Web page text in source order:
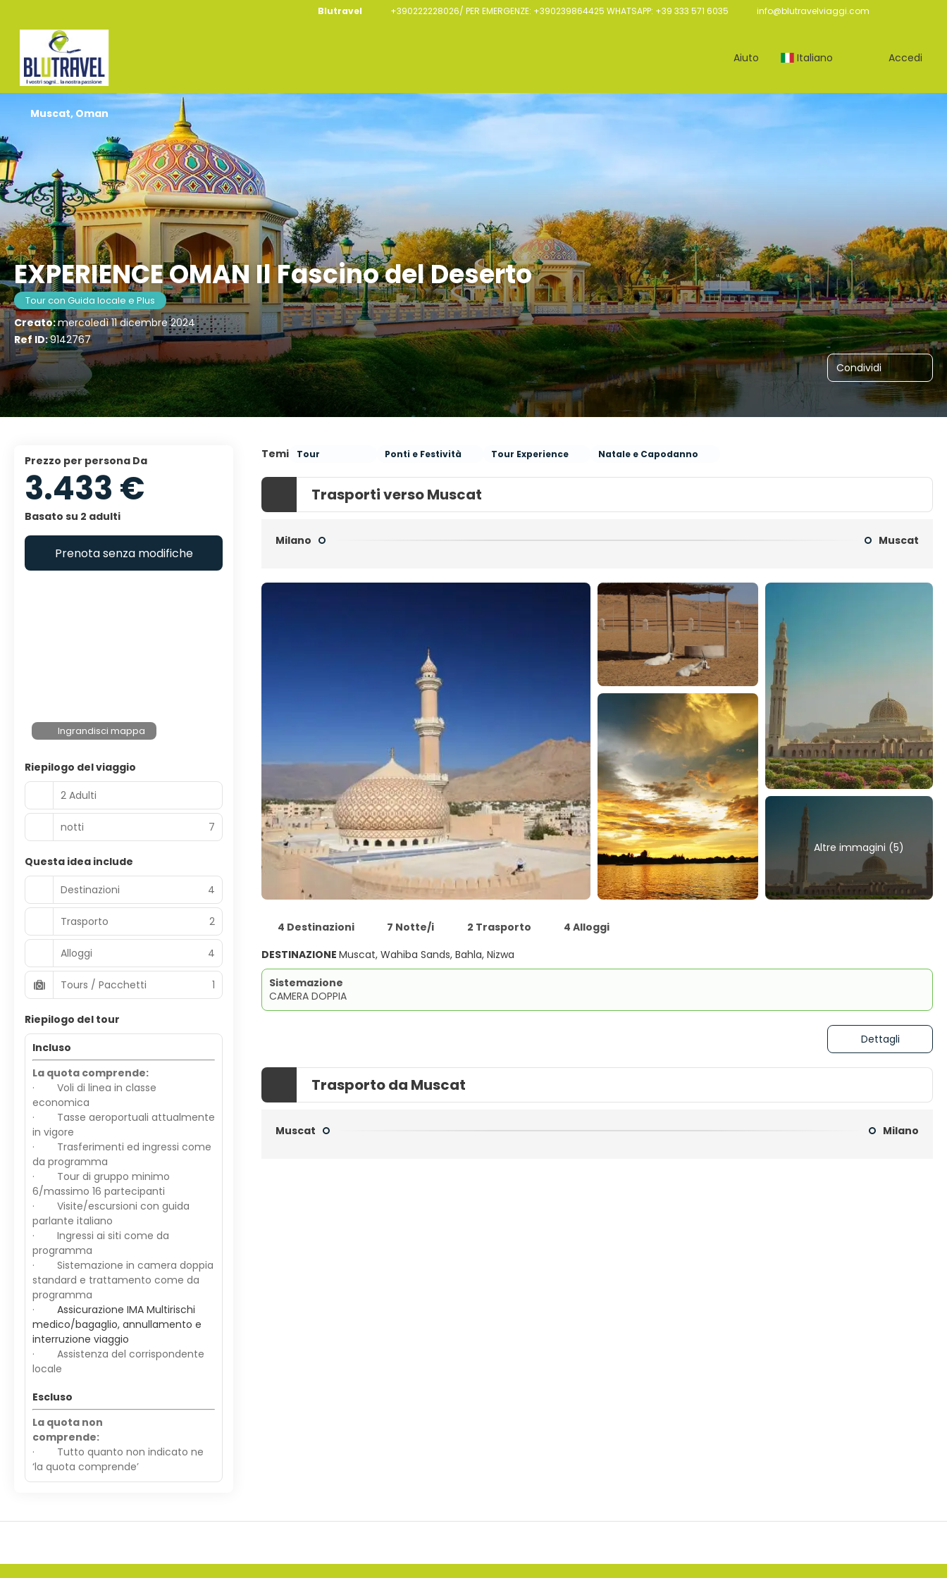
Blutravel +390222228026/ PER EMERGENZE: +390239864425 WHATSAPP: +39 333 571 6035 info@blutravelviaggi.com
Aiuto Italiano Accedi
EXPERIENCE OMAN Il Fascino del Deserto
Tour con Guida locale e Plus
Creato:mercoledì 11 dicembre 2024
Ref ID:9142767
Condividi
Muscat, Oman
Temi Tour Ponti e Festività Tour Experience Natale e Capodanno
Trasporti verso Muscat
Milano Muscat
Altre immagini (5)
4 Destinazioni 7 Notte/i 2 Trasporto
4 Alloggi
DESTINAZIONE Muscat, Wahiba Sands, Bahla, Nizwa
Sistemazione
CAMERA DOPPIA
Dettagli
Trasporto da Muscat
Muscat Milano
Prezzo per persona Da
3.433 €
Basato su 2 adulti
Prenota senza modifiche
Ingrandisci mappa
Riepilogo del viaggio
2 Adulti
notti 7
Questa idea include
Destinazioni
4
Trasporto 2
Alloggi 4
Tours / Pacchetti 1
Riepilogo del tour
Incluso
La quota comprende:
· Voli di linea in classe
economica
· Tasse aeroportuali attualmente
in vigore
· Trasferimenti ed ingressi come
da programma
· Tour di gruppo minimo
6/massimo 16 partecipanti
· Visite/escursioni con guida
parlante italiano
· Ingressi ai siti come da
programma
· Sistemazione in camera doppia
standard e trattamento come da
programma
· Assicurazione IMA Multirischi
medico/bagaglio, annullamento e
interruzione viaggio
· Assistenza del corrispondente
locale
Escluso
La quota non
comprende:
· Tutto quanto non indicato ne
‘la quota comprende’